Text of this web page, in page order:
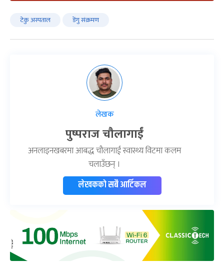
टेकु अस्पताल डेंगु संक्रमण
लेखक
पुष्पराज चौलागाईं
अनलाइनखबरमा आबद्ध चौलागाईं स्वास्थ्य विटमा कलम
चलाउँछन् ।
लेखकको सबै आर्टिकल